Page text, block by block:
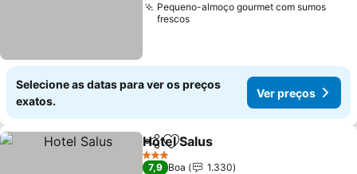
Pequeno-almoço gourmet com sumos
frescos
Selecione as datas para ver os preços
exatos.
Ver preços
PartilharAdicionar aos favoritos
Hotel Salus
3 Estrelas
7,9 Boa
1.330